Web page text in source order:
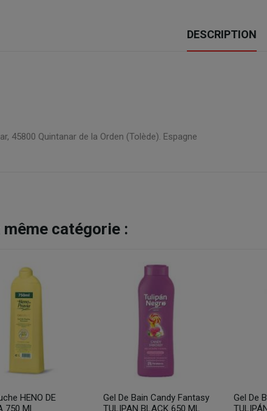
DESCRIPTION
45800 Quintanar de la Orden (Tolède). Espagne
catégorie :
HENO DE
Gel De Bain Candy Fantasy
Gel De